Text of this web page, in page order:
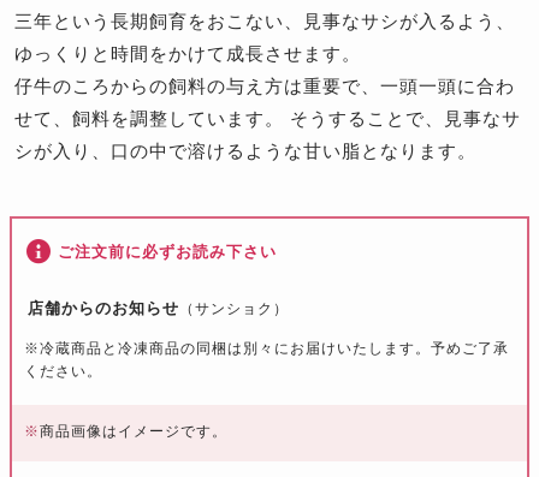
三年という長期飼育をおこない、見事なサシが入るよう、
ゆっくりと時間をかけて成長させます。
仔牛のころからの飼料の与え方は重要で、一頭一頭に合わ
せて、飼料を調整しています。 そうすることで、見事なサ
シが入り、口の中で溶けるような甘い脂となります。
ご注文前に必ずお読み下さい
店舗からのお知らせ （サンショク）
※冷蔵商品と冷凍商品の同梱は別々にお届けいたします。予めご了承
ください。
※商品画像はイメージです。